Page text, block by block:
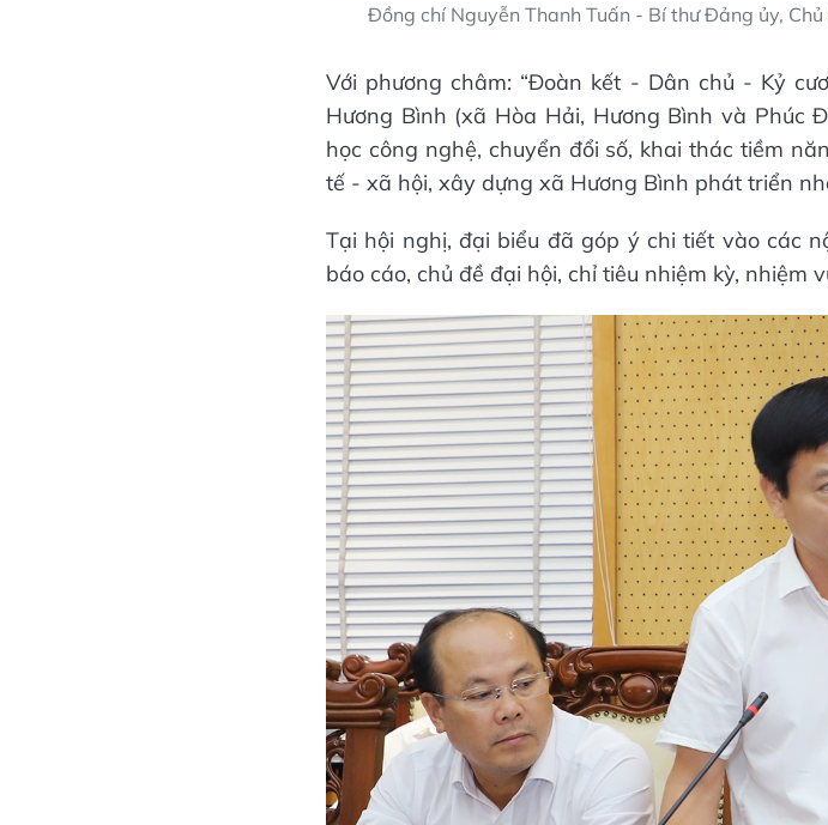
Đồng chí Nguyễn Thanh Tuấn - Bí thư Đảng ủy,
Với phương châm: “Đoàn kết - Dân chủ - Kỷ
Hương Bình (xã Hòa Hải, Hương Bình và Phúc
học công nghệ, chuyển đổi số, khai thác tiềm
tế - xã hội, xây dựng xã Hương Bình phát triển
Tại hội nghị, đại biểu đã góp ý chi tiết vào các
báo cáo, chủ đề đại hội, chỉ tiêu nhiệm kỳ, nhiệm